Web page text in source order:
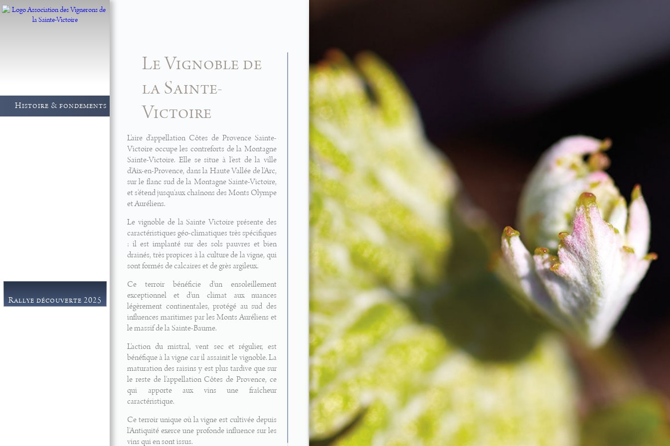
Histoire & fondements
Rallye découverte 2025
Le Vignoble de
la Sainte-
Victoire
L'aire d'appellation Côtes de Provence Sainte-
Victoire occupe les contreforts de la Montagne
Sainte-Victoire. Elle se situe à l'est de la ville
d'Aix-en-Provence, dans la Haute Vallée de l'Arc,
sur le flanc sud de la Montagne Sainte-Victoire,
et s'étend jusqu'aux chaînons des Monts Olympe
et Auréliens.
Le vignoble de la Sainte Victoire présente des
caractéristiques géo-climatiques très spécifiques
: il est implanté sur des sols pauvres et bien
drainés, très propices à la culture de la vigne, qui
sont formés de calcaires et de grès argileux.
Ce terroir bénéficie d'un ensoleillement
exceptionnel et d'un climat aux nuances
légèrement continentales, protégé au sud des
influences maritimes par les Monts Auréliens et
le massif de la Sainte-Baume.
L'action du mistral, vent sec et régulier, est
bénéfique à la vigne car il assainit le vignoble. La
maturation des raisins y est plus tardive que sur
le reste de l'appellation Côtes de Provence, ce
qui apporte aux vins une fraîcheur
caractéristique.
Ce terroir unique où la vigne est cultivée depuis
l'Antiquité exerce une profonde influence sur les
vins qui en sont issus.